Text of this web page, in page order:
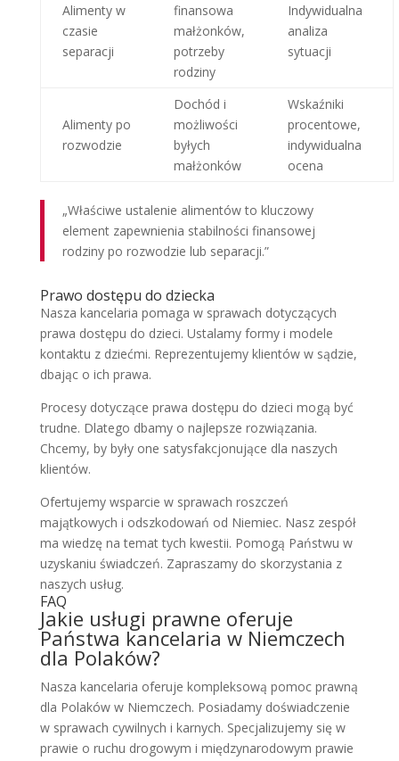
Alimenty w
czasie
separacji
finansowa
małżonków,
potrzeby
rodziny
Indywidualna
analiza
sytuacji
Alimenty po
rozwodzie
Dochód i
możliwości
byłych
małżonków
Wskaźniki
procentowe,
indywidualna
ocena
„Właściwe ustalenie alimentów to kluczowy
element zapewnienia stabilności finansowej
rodziny po rozwodzie lub separacji.”
Prawo dostępu do dziecka
Nasza kancelaria pomaga w sprawach dotyczących
prawa dostępu do dzieci. Ustalamy formy i modele
kontaktu z dziećmi. Reprezentujemy klientów w sądzie,
dbając o ich prawa.
Procesy dotyczące prawa dostępu do dzieci mogą być
trudne. Dlatego dbamy o najlepsze rozwiązania.
Chcemy, by były one satysfakcjonujące dla naszych
klientów.
Ofertujemy wsparcie w sprawach roszczeń
majątkowych i odszkodowań od Niemiec. Nasz zespół
ma wiedzę na temat tych kwestii. Pomogą Państwu w
uzyskaniu świadczeń. Zapraszamy do skorzystania z
naszych usług.
FAQ
Jakie usługi prawne oferuje
Państwa kancelaria w Niemczech
dla Polaków?
Nasza kancelaria oferuje kompleksową pomoc prawną
dla Polaków w Niemczech. Posiadamy doświadczenie
w sprawach cywilnych i karnych. Specjalizujemy się w
prawie o ruchu drogowym i międzynarodowym prawie